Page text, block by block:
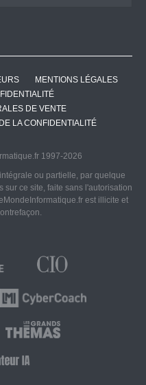
MENTIONS LÉGALES
DE VENTE
LA CONFIDENTIALITÉ
1997-2026
ou partielle, par quelque
sur ce site, faite sans l'autorisation
est illicite et